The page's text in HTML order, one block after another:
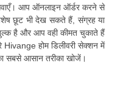
आप ऑनलाइन ऑर्डर करने से
छूट भी देख सकते हैं, संग्रह या
है और आप वही कीमत चुकाते हैं
होम डिलीवरी सेक्शन में
सबसे आसान तरीका खोजें।